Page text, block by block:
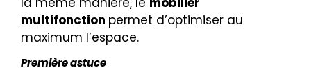
multifonction permet d’optimiser au
maximum l’espace.
Première astuce